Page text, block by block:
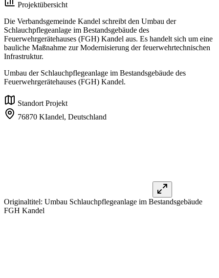
Projektübersicht
Die Verbandsgemeinde Kandel schreibt den Umbau der
Schlauchpflegeanlage im Bestandsgebäude des
Feuerwehrgerätehauses (FGH) Kandel aus. Es handelt sich um eine
bauliche Maßnahme zur Modernisierung der feuerwehrtechnischen
Infrastruktur.
Umbau der Schlauchpflegeanlage im Bestandsgebäude des
Feuerwehrgerätehauses (FGH) Kandel.
Standort Projekt
76870 KIandel, Deutschland
Originaltitel: Umbau Schlauchpflegeanlage im Bestandsgebäude
FGH Kandel